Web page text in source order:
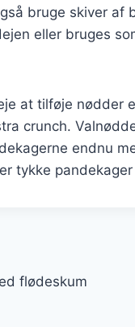
bruge skiver af
eller bruges
at tilføje nødder
crunch.
endnu
tykke
flødeskum